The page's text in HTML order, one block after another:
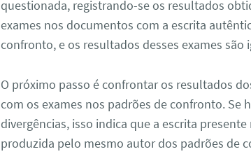
questionada, registrando-se os resultados
exames nos documentos com a escrita
confronto, e os resultados desses exames
O próximo passo é confrontar os resultados
com os exames nos padrões de confronto. Se
divergências, isso indica que a escrita
produzida pelo mesmo autor dos padrões de